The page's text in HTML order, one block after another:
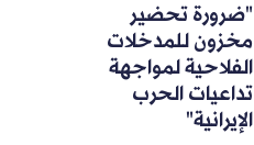
"ضرورة تحضير
مخزون للمدخلات
الفلاحية لمواجهة
تداعيات الحرب
الإيرانية"